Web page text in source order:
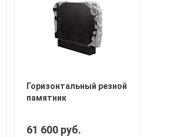
Горизонтальный резной
памятник
61 600 руб.